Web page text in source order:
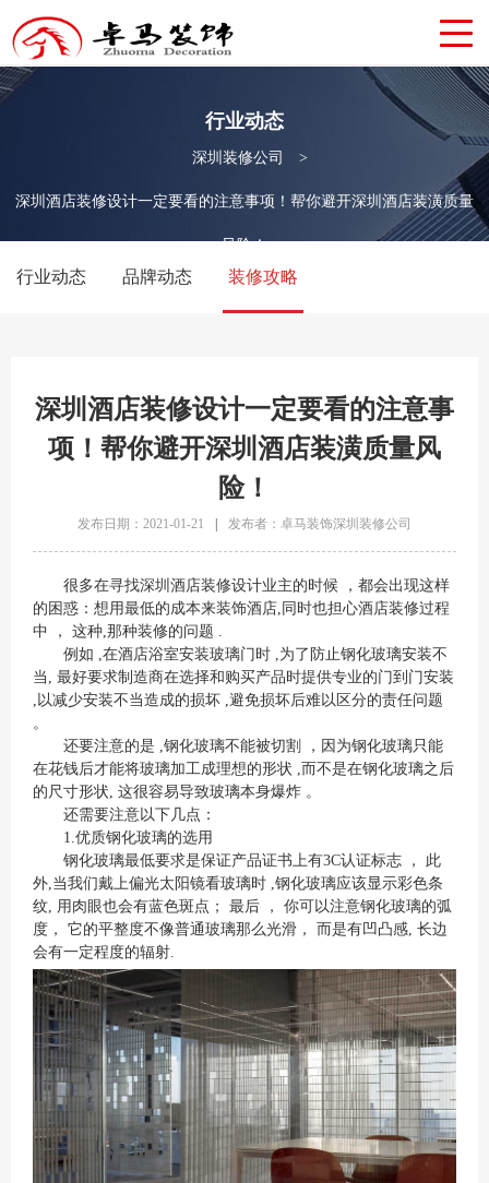
行业动态
深圳装修公司 >
深圳酒店装修设计一定要看的注意事项！帮你避开深圳酒店装潢质量
风险！
行业动态 品牌动态 装修攻略
深圳酒店装修设计一定要看的注意事
项！帮你避开深圳酒店装潢质量风
险！
发布日期：2021-01-21 发布者：卓马装饰深圳装修公司
很多在寻找深圳酒店装修设计业主的时候 ，都会出现这样
的困惑：想用最低的成本来装饰酒店,同时也担心酒店装修过程
中 ， 这种,那种装修的问题 .
例如 ,在酒店浴室安装玻璃门时 ,为了防止钢化玻璃安装不
当, 最好要求制造商在选择和购买产品时提供专业的门到门安装
,以减少安装不当造成的损坏 ,避免损坏后难以区分的责任问题
。
还要注意的是 ,钢化玻璃不能被切割 ，因为钢化玻璃只能
在花钱后才能将玻璃加工成理想的形状 ,而不是在钢化玻璃之后
的尺寸形状, 这很容易导致玻璃本身爆炸 。
还需要注意以下几点：
1.优质钢化玻璃的选用
钢化玻璃最低要求是保证产品证书上有3C认证标志 ， 此
外,当我们戴上偏光太阳镜看玻璃时 ,钢化玻璃应该显示彩色条
纹, 用肉眼也会有蓝色斑点； 最后 ， 你可以注意钢化玻璃的弧
度， 它的平整度不像普通玻璃那么光滑， 而是有凹凸感, 长边
会有一定程度的辐射.